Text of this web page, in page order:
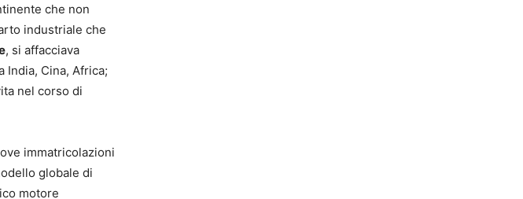
che non
industriale che
, si affacciava
India, Cina, Africa;
nel corso di
immatricolazioni
globale di
motore